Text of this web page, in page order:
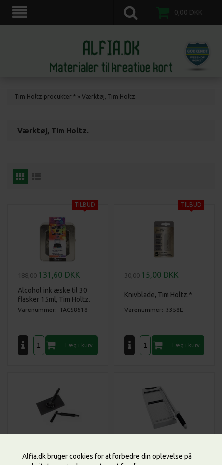
scrapkort, scrapbooking, 3d motiv ark, veddinge,nordvestsjælland.
Alfia.dk bruger cookies for at forbedre din oplevelse på
0,00 DKK
Tim Holtz produkter.* » Værktøj, Tim Holtz.
Værktøj, Tim Holtz.
188,00131,60 DKK
Alcohol ink æske til 30
flasker 15ml, Tim Holtz.
Varenummer: TAC58618
30,0015,00 DKK
Knivblade, Tim Holtz.*
Varenummer: 3358E
Making Tool Mini Tool Kit,
Papertrimmer, maxi